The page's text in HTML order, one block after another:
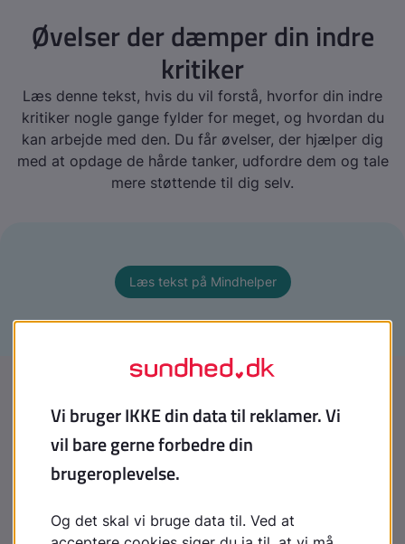
Øvelser der dæmper din indre
kritiker
Læs denne tekst, hvis du vil forstå, hvorfor din indre
kritiker nogle gange fylder for meget, og hvordan du
kan arbejde med den. Du får øvelser, der hjælper dig
med at opdage de hårde tanker, udfordre dem og tale
mere støttende til dig selv.
Læs tekst på Mindhelper